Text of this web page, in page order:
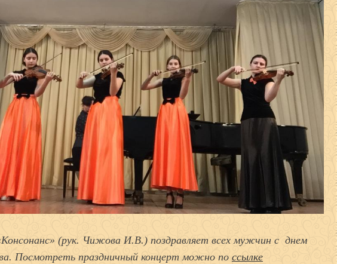
(рук. Чижова И.В.) поздравляет всех мужчин с днем
Посмотреть праздничный концерт можно по ссылке